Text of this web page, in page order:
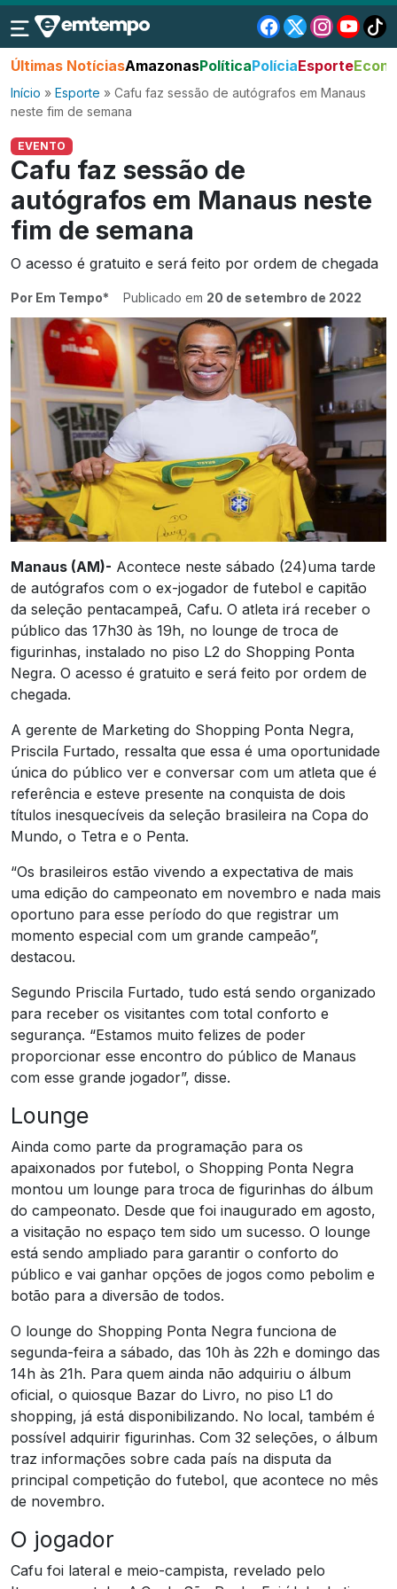
Últimas NotíciasAmazonasPolíticaPolíciaEsporte
Início » Esporte » Cafu faz sessão de autógrafos em Manaus
neste fim de semana
EVENTO
Cafu faz sessão de
autógrafos em Manaus neste
fim de semana
O acesso é gratuito e será feito por ordem de chegada
Por Em Tempo* Publicado em 20 de setembro de 2022
Manaus (AM)- Acontece neste sábado (24)uma tarde
de autógrafos com o ex-jogador de futebol e capitão
da seleção pentacampeã, Cafu. O atleta irá receber o
público das 17h30 às 19h, no lounge de troca de
figurinhas, instalado no piso L2 do Shopping Ponta
Negra. O acesso é gratuito e será feito por ordem de
chegada.
A gerente de Marketing do Shopping Ponta Negra,
Priscila Furtado, ressalta que essa é uma oportunidade
única do público ver e conversar com um atleta que é
referência e esteve presente na conquista de dois
títulos inesquecíveis da seleção brasileira na Copa do
Mundo, o Tetra e o Penta.
“Os brasileiros estão vivendo a expectativa de mais
uma edição do campeonato em novembro e nada mais
oportuno para esse período do que registrar um
momento especial com um grande campeão”,
destacou.
Segundo Priscila Furtado, tudo está sendo organizado
para receber os visitantes com total conforto e
segurança. “Estamos muito felizes de poder
proporcionar esse encontro do público de Manaus
com esse grande jogador”, disse.
Lounge
Ainda como parte da programação para os
apaixonados por futebol, o Shopping Ponta Negra
montou um lounge para troca de figurinhas do álbum
do campeonato. Desde que foi inaugurado em agosto,
a visitação no espaço tem sido um sucesso. O lounge
está sendo ampliado para garantir o conforto do
público e vai ganhar opções de jogos como pebolim e
botão para a diversão de todos.
O lounge do Shopping Ponta Negra funciona de
segunda-feira a sábado, das 10h às 22h e domingo das
14h às 21h. Para quem ainda não adquiriu o álbum
oficial, o quiosque Bazar do Livro, no piso L1 do
shopping, já está disponibilizando. No local, também é
possível adquirir figurinhas. Com 32 seleções, o álbum
traz informações sobre cada país na disputa da
principal competição do futebol, que acontece no mês
de novembro.
O jogador
Cafu foi lateral e meio-campista, revelado pelo